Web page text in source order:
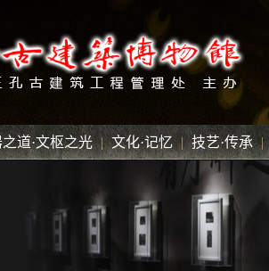
道·文枢之光 | 文化·记忆 | 技艺·传承 |